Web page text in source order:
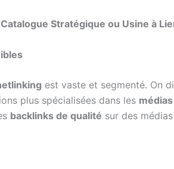
Stratégique ou Usine à
est vaste et segmenté. On
plus spécialisées dans les
backlinks de qualité sur des